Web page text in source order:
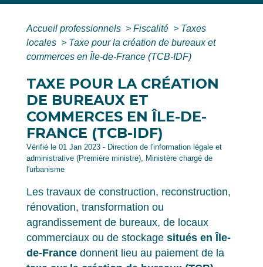
Accueil professionnels > Fiscalité > Taxes
locales > Taxe pour la création de bureaux et
commerces en Île-de-France (TCB-IDF)
TAXE POUR LA CRÉATION
DE BUREAUX ET
COMMERCES EN ÎLE-DE-
FRANCE (TCB-IDF)
Vérifié le 01 Jan 2023 - Direction de l'information légale et
administrative (Première ministre), Ministère chargé de
l'urbanisme
Les travaux de construction, reconstruction,
rénovation, transformation ou
agrandissement de bureaux, de locaux
commerciaux ou de stockage situés en Île-
de-France donnent lieu au paiement de la